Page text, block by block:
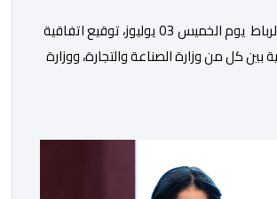
شهدت مدينة الرباط يوم الخميس 03 يوليوز، توقيع اتفاقية
بين كل من وزارة الصناعة والتجارة، ووزارة
(ALTEN Maroc) من جهة أخرى. وتهدف هذه الشراكة بين
والخاص إلى هيكلة منظومة متميزة في
والتكنولوجيات الصناعية، […]